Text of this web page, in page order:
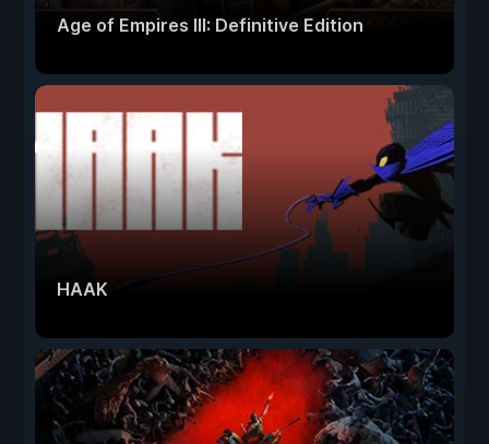
Age of Empires III: Definitive Edition
HAAK